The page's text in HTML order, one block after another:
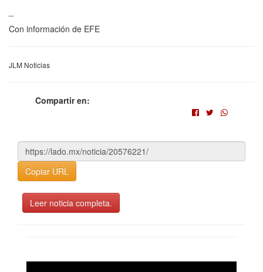
Con información de EFE
JLM Noticias
Compartir en:
Copiar URL
Leer noticia completa.